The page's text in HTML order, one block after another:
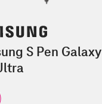
S Pen Galaxy